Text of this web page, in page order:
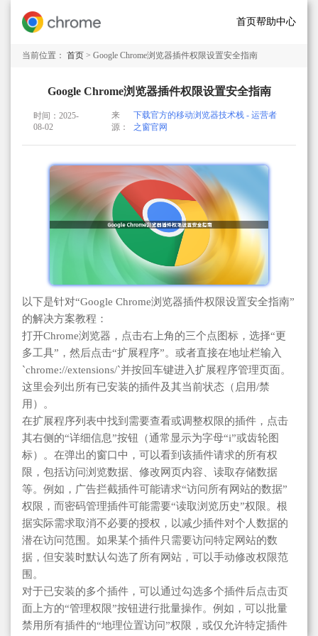
首页帮助中心
当前位置： 首页 > Google Chrome浏览器插件权限设置安全指南
Google Chrome浏览器插件权限设置安全指南
时间：2025-
08-02
来
源：
下载官方的移动浏览器技术栈 - 运营者
之窗官网
以下是针对“Google Chrome浏览器插件权限设置安全指南”
的解决方案教程：
打开Chrome浏览器，点击右上角的三个点图标，选择“更
多工具”，然后点击“扩展程序”。或者直接在地址栏输入
`chrome://extensions/`并按回车键进入扩展程序管理页面。
这里会列出所有已安装的插件及其当前状态（启用/禁
用）。
在扩展程序列表中找到需要查看或调整权限的插件，点击
其右侧的“详细信息”按钮（通常显示为字母“i”或齿轮图
标）。在弹出的窗口中，可以看到该插件请求的所有权
限，包括访问浏览数据、修改网页内容、读取存储数据
等。例如，广告拦截插件可能请求“访问所有网站的数据”
权限，而密码管理插件可能需要“读取浏览历史”权限。根
据实际需求取消不必要的授权，以减少插件对个人数据的
潜在访问范围。如果某个插件只需要访问特定网站的数
据，但安装时默认勾选了所有网站，可以手动修改权限范
围。
对于已安装的多个插件，可以通过勾选多个插件后点击页
面上方的“管理权限”按钮进行批量操作。例如，可以批量
禁用所有插件的“地理位置访问”权限，或仅允许特定插件